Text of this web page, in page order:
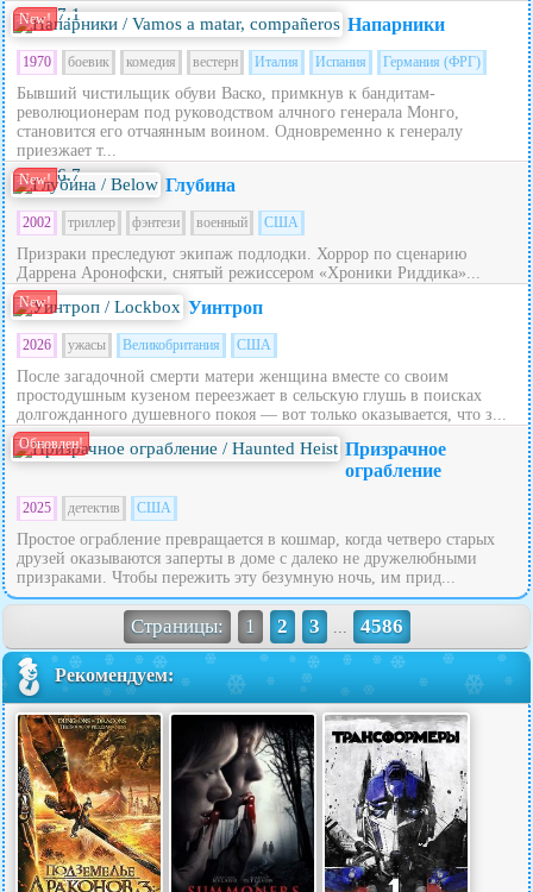
New! 7.1 Напарники
1970 боевик комедия вестерн Италия Испания Германия (ФРГ)
Бывший чистильщик обуви Васко, примкнув к бандитам-
революционерам под руководством алчного генерала Монго,
становится его отчаянным воином. Одновременно к генералу
приезжает т...
New! 6.7 Глубина
2002 триллер фэнтези военный США
Призраки преследуют экипаж подлодки. Хоррор по сценарию
Даррена Аронофски, снятый режиссером «Хроники Риддика»...
New! Уинтроп
2026 ужасы Великобритания США
После загадочной смерти матери женщина вместе со своим
простодушным кузеном переезжает в сельскую глушь в поисках
долгожданного душевного покоя — вот только оказывается, что з...
Обновлен!
Призрачное
ограбление
2025 детектив США
Простое ограбление превращается в кошмар, когда четверо старых
друзей оказываются заперты в доме с далеко не дружелюбными
призраками. Чтобы пережить эту безумную ночь, им прид...
Страницы: 1 2 3 ... 4586
Рекомендуем: